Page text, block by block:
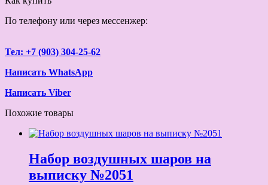
По телефону или через мессенжер:
Тел: +7 (903) 304-25-62
Написать WhatsApp
Написать Viber
Похожие товары
Набор воздушных шаров на
выписку №2051